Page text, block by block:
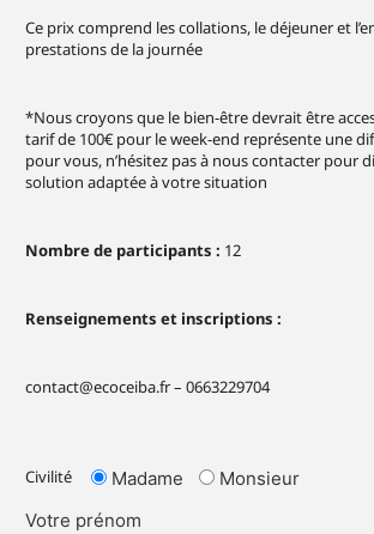
Ce prix comprend les collations, le déjeuner et
prestations de la journée
*Nous croyons que le bien-être devrait être
tarif de 100€ pour le week-end représente une
pour vous, n’hésitez pas à nous contacter pour
solution adaptée à votre situation
Nombre de participants : 12
Renseignements et inscriptions :
contact@ecoceiba.fr – 0663229704
Civilité Madame
Monsieur
Votre prénom